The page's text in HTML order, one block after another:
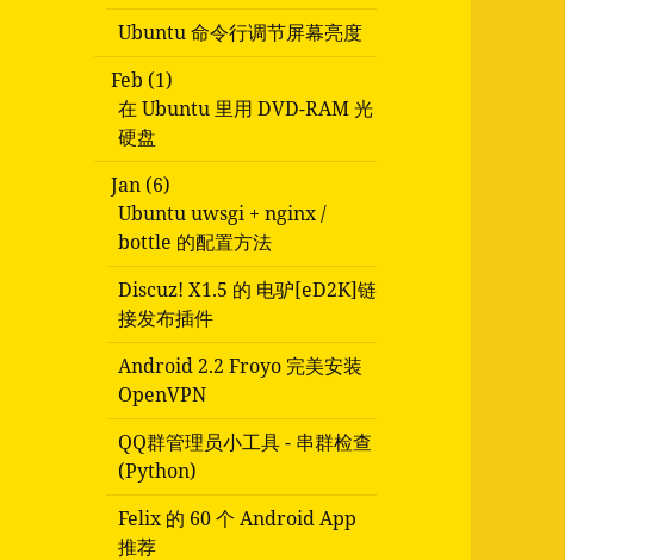
Ubuntu 命令行调节屏幕亮度
Feb (1)
在 Ubuntu 里用 DVD-RAM 光
硬盘
Jan (6)
Ubuntu uwsgi + nginx /
bottle 的配置方法
Discuz! X1.5 的 电驴[eD2K]链
接发布插件
Android 2.2 Froyo 完美安装
OpenVPN
QQ群管理员小工具 - 串群检查
(Python)
Felix 的 60 个 Android App
推荐